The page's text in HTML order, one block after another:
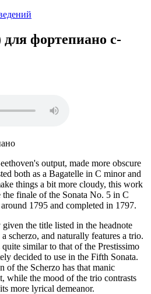
для фортепиано c-
output, made more obscure
both as a Bagatelle in C minor and
things a bit more cloudy, this work
finale of the Sonata No. 5 in C
1795 and completed in 1797.
the title listed in the headnote
scherzo, and naturally features a trio.
similar to that of the Prestissimo
decided to use in the Fifth Sonata.
of the Scherzo has that manic
while the mood of the trio contrasts
more lyrical demeanor.